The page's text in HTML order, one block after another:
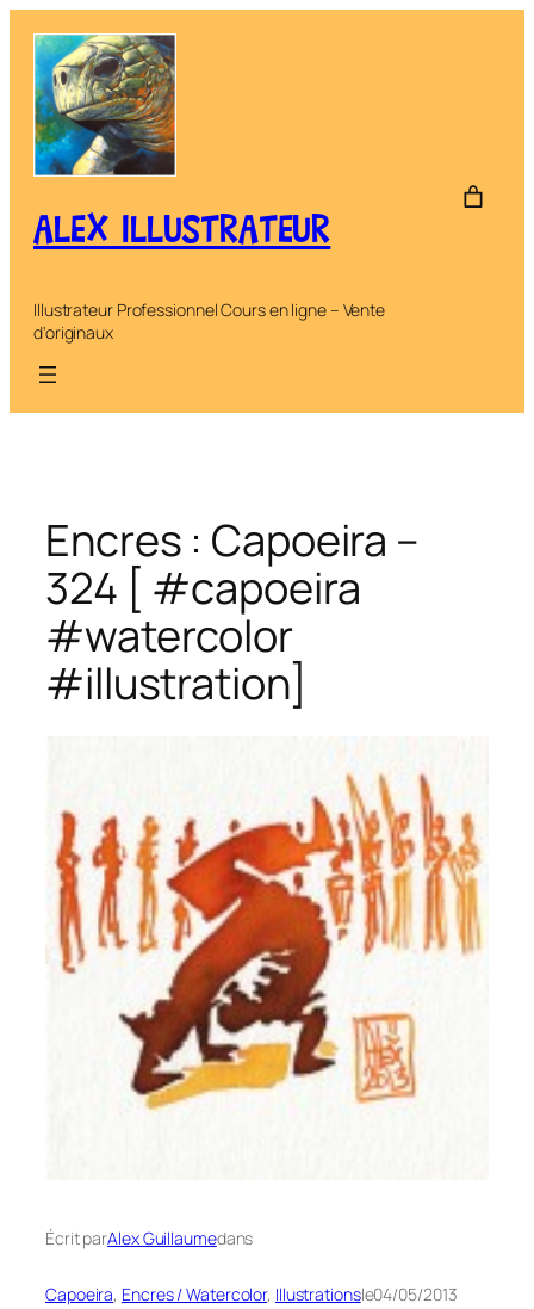
contenu
ALEX ILLUSTRATEUR
Illustrateur Professionnel Cours en ligne – Vente
d'originaux
Encres : Capoeira –
324 [ #capoeira
#watercolor
#illustration]
Écrit parAlex Guillaumedans
Capoeira, Encres / Watercolor, Illustrationsle04/05/2013